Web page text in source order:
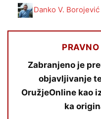
Danko V. Borojević
PRAVNO
Zabranjeno je
objavljivanje
OružjeOnline kao
ka